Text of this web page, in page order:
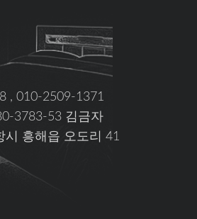
, 010-2509-1371
3783-53 김금자
시 흥해읍 오도리 41